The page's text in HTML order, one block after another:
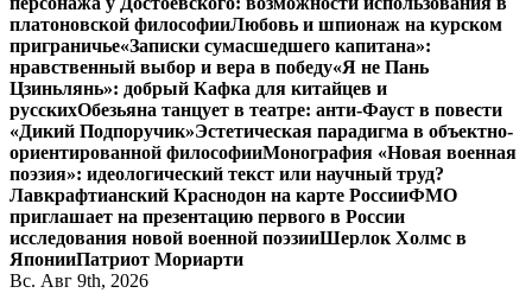
платоновской философииЛюбовь и шпионаж на курском
приграничье«Записки сумасшедшего капитана»:
нравственный выбор и вера в победу«Я не Пань
Цзиньлянь»: добрый Кафка для китайцев и
русскихОбезьяна танцует в театре: анти-Фауст в повести
«Дикий Подпоручик»Эстетическая парадигма в объектно-
ориентированной философииМонография «Новая военная
поэзия»: идеологический текст или научный труд?
Лавкрафтианский Краснодон на карте РоссииФМО
приглашает на презентацию первого в России
исследования новой военной поэзииШерлок Холмс в
ЯпонииПатриот Мориарти
Вс. Авг 9th, 2026